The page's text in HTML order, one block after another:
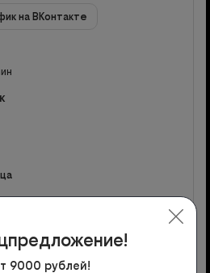
на ВКонтакте
9000 рублей!